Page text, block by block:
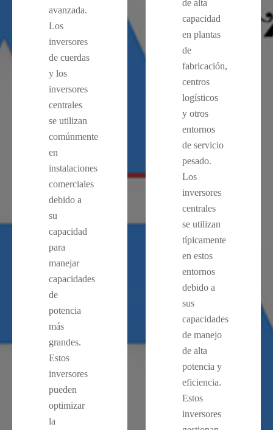
avanzada.
Los
inversores
de cuerdas
y los
inversores
centrales
se utilizan
comúnmente
en
instalaciones
comerciales
debido a
su
capacidad
para
manejar
capacidades
de
potencia
más
grandes.
Estos
inversores
pueden
optimizar
la
de alta
capacidad
en plantas
de
fabricación,
centros
logísticos
y otros
entornos
de servicio
pesado.
Los
inversores
centrales
se utilizan
típicamente
en estos
entornos
debido a
sus
capacidades
de manejo
de alta
potencia y
eficiencia.
Estos
inversores